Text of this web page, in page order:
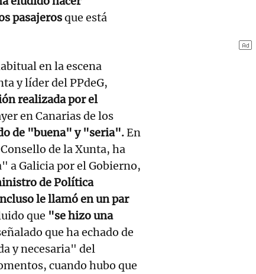
pasajerosque está
en la escena
y líder del PPdeG,
realizada por el
en Canarias de los
de "buena" y "seria".En
de la Xunta, ha
a Galicia por el Gobierno,
de Política
le llamó en un par
que "se hizo una
que ha echado de
y necesaria" del
cuando hubo que